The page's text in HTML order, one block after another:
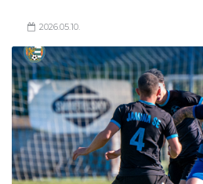
2026.05.10.